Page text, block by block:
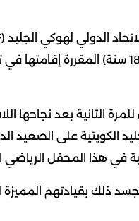
شوق الهندال للمشاركة في تحكيم وإدارة مباريات كأس العالم للناشئات (تحت 18 سنة)
الثانية بعد نجاحها
الكويتية على الصعيد
في هذا المحفل الرياضي
ذلك بقيادتهم المميزة